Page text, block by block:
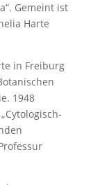
Gemeint ist
Harte
in Freiburg
1948